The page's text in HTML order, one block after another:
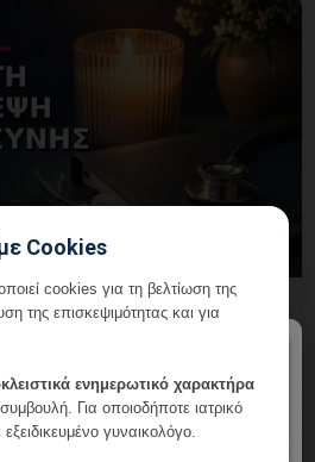
Εγκυμοσύνης: Τι
Ραντεβού;
τι περιλαμβάνει το
Cookies
cookies για τη βελτίωση της
της επισκεψιμότητας και για
ενημερωτικό χαρακτήρα
Για οποιοδήποτε ιατρικό
γυναικολόγο.